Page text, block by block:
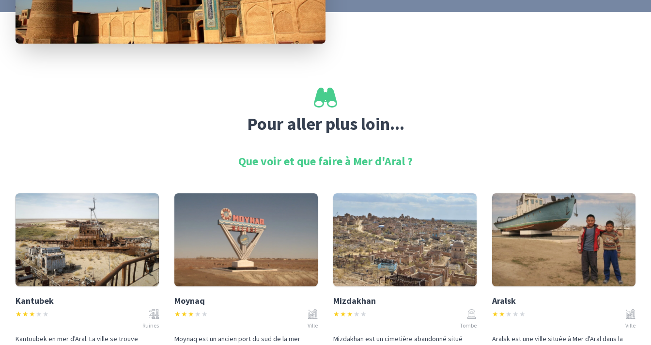
Pour aller plus loin...
Que voir et que faire à Mer d'Aral?
Kantubek
★★★ ★ ★
Ruines
Kantoubek en mer d'Aral. La ville se trouve
Moynaq
★★★ ★ ★
Ville
Moynaq est un ancien port du sud de la mer
Mizdakhan
★★★ ★ ★
Tombe
Mizdakhan est un cimetière abandonné situé
Aralsk
★★ ★ ★ ★
Ville
Aralsk est une ville située à Mer d'Aral dans la